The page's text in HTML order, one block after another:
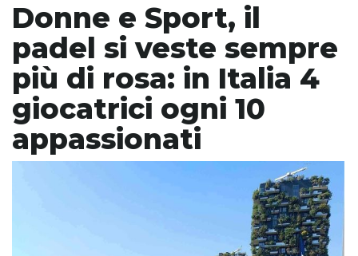
Donne e Sport, il
padel si veste sempre
più di rosa: in Italia 4
giocatrici ogni 10
appassionati